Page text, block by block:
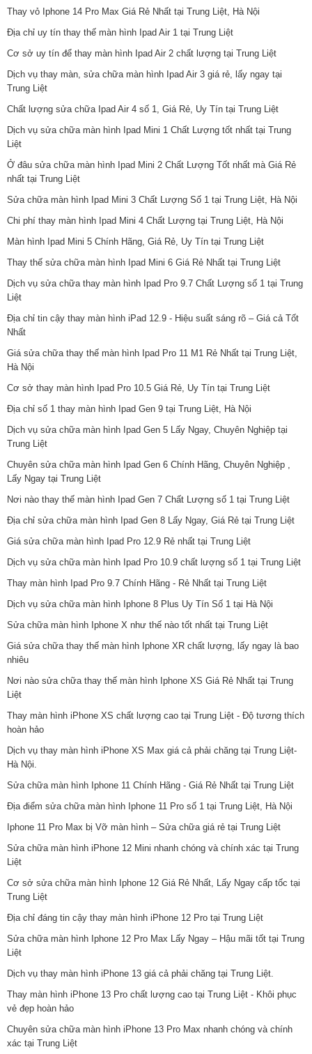
Thay vỏ Iphone 14 Pro Max Giá Rẻ Nhất tại Trung Liệt, Hà Nội
Địa chỉ uy tín thay thế màn hình Ipad Air 1 tại Trung Liệt
Cơ sở uy tín để thay màn hình Ipad Air 2 chất lượng tại Trung Liệt
Dịch vụ thay màn, sửa chữa màn hình Ipad Air 3 giá rẻ, lấy ngay tại
Trung Liệt
Chất lượng sửa chữa Ipad Air 4 số 1, Giá Rẻ, Uy Tín tại Trung Liệt
Dịch vụ sửa chữa màn hình Ipad Mini 1 Chất Lượng tốt nhất tại Trung
Liệt
Ở đâu sửa chữa màn hình Ipad Mini 2 Chất Lượng Tốt nhất mà Giá Rẻ
nhất tại Trung Liệt
Sửa chữa màn hình Ipad Mini 3 Chất Lượng Số 1 tại Trung Liệt, Hà Nội
Chi phí thay màn hình Ipad Mini 4 Chất Lượng tại Trung Liệt, Hà Nội
Màn hình Ipad Mini 5 Chính Hãng, Giá Rẻ, Uy Tín tại Trung Liệt
Thay thế sửa chữa màn hình Ipad Mini 6 Giá Rẻ Nhất tại Trung Liệt
Dịch vụ sửa chữa thay màn hình Ipad Pro 9.7 Chất Lượng số 1 tại Trung
Liệt
Địa chỉ tin cậy thay màn hình iPad 12.9 - Hiệu suất sáng rõ – Giá cả Tốt
Nhất
Giá sửa chữa thay thế màn hình Ipad Pro 11 M1 Rẻ Nhất tại Trung Liệt,
Hà Nội
Cơ sở thay màn hình Ipad Pro 10.5 Giá Rẻ, Uy Tín tại Trung Liệt
Địa chỉ số 1 thay màn hình Ipad Gen 9 tại Trung Liệt, Hà Nội
Dịch vụ sửa chữa màn hình Ipad Gen 5 Lấy Ngay, Chuyên Nghiệp tại
Trung Liệt
Chuyên sửa chữa màn hình Ipad Gen 6 Chính Hãng, Chuyên Nghiệp ,
Lấy Ngay tại Trung Liệt
Nơi nào thay thế màn hình Ipad Gen 7 Chất Lượng số 1 tại Trung Liệt
Địa chỉ sửa chữa màn hình Ipad Gen 8 Lấy Ngay, Giá Rẻ tại Trung Liệt
Giá sửa chữa màn hình Ipad Pro 12.9 Rẻ nhất tại Trung Liệt
Dịch vụ sửa chữa màn hình Ipad Pro 10.9 chất lượng số 1 tại Trung Liệt
Thay màn hình Ipad Pro 9.7 Chính Hãng - Rẻ Nhất tại Trung Liệt
Dịch vụ sửa chữa màn hình Iphone 8 Plus Uy Tín Số 1 tại Hà Nội
Sửa chữa màn hình Iphone X như thế nào tốt nhất tại Trung Liệt
Giá sửa chữa thay thế màn hình Iphone XR chất lượng, lấy ngay là bao
nhiêu
Nơi nào sửa chữa thay thế màn hình Iphone XS Giá Rẻ Nhất tại Trung
Liệt
Thay màn hình iPhone XS chất lượng cao tại Trung Liệt - Độ tương thích
hoàn hảo
Dịch vụ thay màn hình iPhone XS Max giá cả phải chăng tại Trung Liệt-
Hà Nội.
Sửa chữa màn hình Iphone 11 Chính Hãng - Giá Rẻ Nhất tại Trung Liệt
Địa điểm sửa chữa màn hình Iphone 11 Pro số 1 tại Trung Liệt, Hà Nội
Iphone 11 Pro Max bị Vỡ màn hình – Sửa chữa giá rẻ tại Trung Liệt
Sửa chữa màn hình iPhone 12 Mini nhanh chóng và chính xác tại Trung
Liệt
Cơ sở sửa chữa màn hình Iphone 12 Giá Rẻ Nhất, Lấy Ngay cấp tốc tại
Trung Liệt
Địa chỉ đáng tin cậy thay màn hình iPhone 12 Pro tại Trung Liệt
Sửa chữa màn hình Iphone 12 Pro Max Lấy Ngay – Hậu mãi tốt tại Trung
Liệt
Dịch vụ thay màn hình iPhone 13 giá cả phải chăng tại Trung Liệt.
Thay màn hình iPhone 13 Pro chất lượng cao tại Trung Liệt - Khôi phục
vẻ đẹp hoàn hảo
Chuyên sửa chữa màn hình iPhone 13 Pro Max nhanh chóng và chính
xác tại Trung Liệt